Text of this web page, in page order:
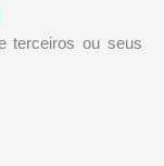
terceiros ou seus